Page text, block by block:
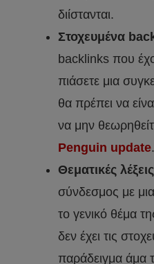
διίστανται.
Στοχευμένα
backlinks που
πιάσετε μια
θα πρέπει να
να μην
Penguin update.
Θεματικές
σύνδεσμος με
το γενικό θέμα
δεν έχει τις
παράδειγμα άμα